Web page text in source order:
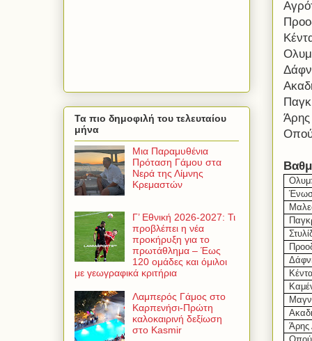
Άρης
Άρης
Τα πιο δημοφιλή του τελευταίου
μήνα
Μια Παραμυθένια
Πρόταση Γάμου στα
Νερά της Λίμνης
Κρεμαστών
Γ’ Εθνική 2026-2027: Τι
προβλέπει η νέα
προκήρυξη για το
πρωτάθλημα – Έως
120 ομάδες και όμιλοι
με γεωγραφικά κριτήρια
Λαμπερός Γάμος στο
Καρπενήσι-Πρώτη
καλοκαιρινή δεξίωση
στο Kasmir